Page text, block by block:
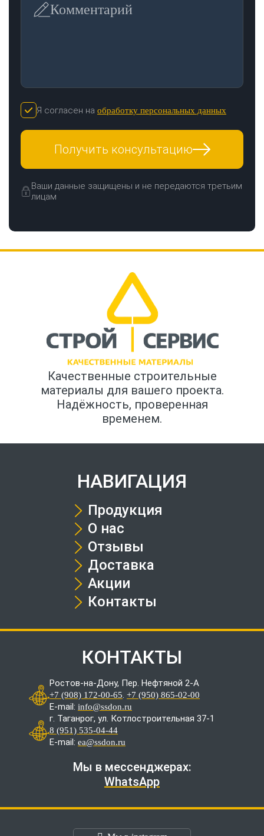
Комментарий
Я согласен на обработку персональных данных
Получить консультацию
Ваши данные защищены и не передаются третьим
лицам
Качественные строительные
материалы для вашего проекта.
Надёжность, проверенная
временем.
НАВИГАЦИЯ
Продукция
О нас
Отзывы
Доставка
Акции
Контакты
КОНТАКТЫ
Ростов-на-Дону, Пер. Нефтяной 2-А
+7 (908) 172-00-65. +7 (950) 865-02-00
E-mail: info@ssdon.ru
г. Таганрог, ул. Котлостроительная 37-1
8 (951) 535-04-44
E-mail: ea@ssdon.ru
Мы в мессенджерах:
WhatsApp